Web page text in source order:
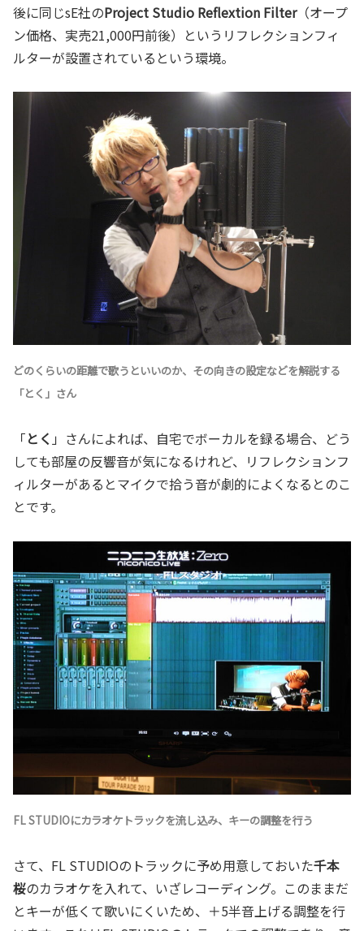
後に同じsE社のProject Studio Reflextion Filter（オープ
ン価格、実売21,000円前後）というリフレクションフィ
ルターが設置されているという環境。
どのくらいの距離で歌うといいのか、その向きの設定などを解説する
「とく 」さん
「とく 」さんによれば、自宅でボーカルを録る場合、どう
しても部屋の反響音が気になるけれど、リフレクションフ
ィルターがあるとマイクで拾う音が劇的によくなるとのこ
とです。
FL STUDIOにカラオケトラックを流し込み、キーの調整を行う
さて、FL STUDIOのトラックに予め用意しておいた千本
桜のカラオケを入れて、いざレコーディング。このままだ
とキーが低くて歌いにくいため、＋5半音上げる調整を行